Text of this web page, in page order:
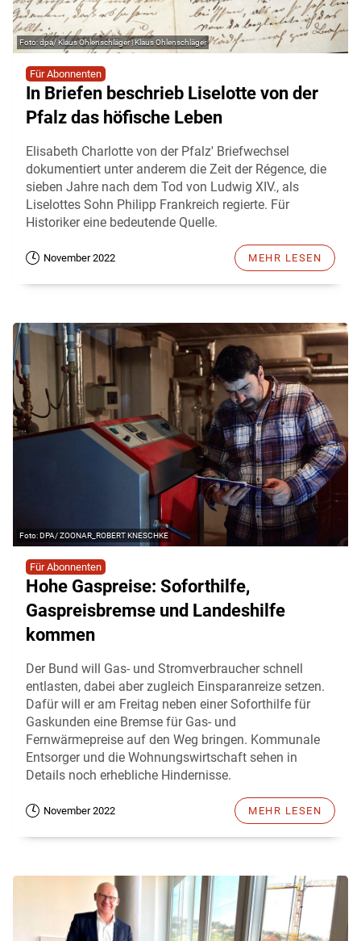
dpa/ Klaus Ohlenschläger | Klaus Ohlenschläger
Für Abonnenten
In Briefen beschrieb Liselotte von der
Pfalz das höfische Leben
Elisabeth Charlotte von der Pfalz' Briefwechsel
dokumentiert unter anderem die Zeit der Régence, die
sieben Jahre nach dem Tod von Ludwig XIV., als
Liselottes Sohn Philipp Frankreich regierte. Für
Historiker eine bedeutende Quelle.
November 2022 MEHR LESEN
DPA/ ZOONAR_ROBERT KNESCHKE
Für Abonnenten
Hohe Gaspreise: Soforthilfe,
Gaspreisbremse und Landeshilfe
kommen
Der Bund will Gas- und Stromverbraucher schnell
entlasten, dabei aber zugleich Einsparanreize setzen.
Dafür will er am Freitag neben einer Soforthilfe für
Gaskunden eine Bremse für Gas- und
Fernwärmepreise auf den Weg bringen. Kommunale
Entsorger und die Wohnungswirtschaft sehen in
Details noch erhebliche Hindernisse.
November 2022 MEHR LESEN